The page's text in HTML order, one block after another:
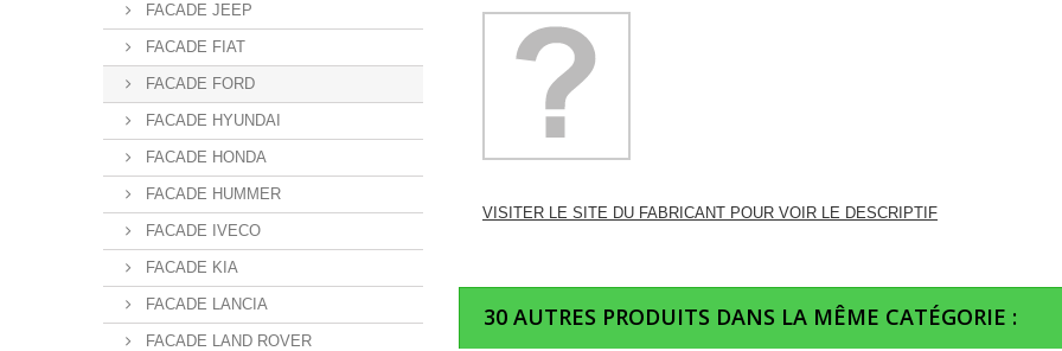
FACADE JEEP
FACADE FIAT
FACADE FORD
FACADE HYUNDAI
FACADE HONDA
FACADE HUMMER
FACADE IVECO
FACADE KIA
FACADE LANCIA
FACADE LAND ROVER
VISITER LE SITE DU FABRICANT POUR VOIR LE DESCRIPTIF
30 AUTRES PRODUITS DANS LA MÊME CATÉGORIE :